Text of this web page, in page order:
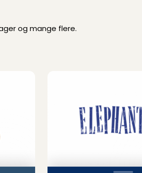
og mange flere.